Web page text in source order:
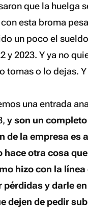
que la huelga
esta broma
un poco el
y 2023. Y ya no
tomas o lo dejas.
una entrada
y son un
de la empresa es
hace otra cosa
hizo con la
y darle
dejen de pedir